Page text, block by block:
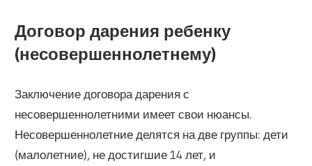
Договор дарения ребенку
(несовершеннолетнему)
Заключение договора дарения с
несовершеннолетними имеет свои нюансы.
Несовершеннолетние делятся на две группы: дети
(малолетние), не достигшие 14 лет, и